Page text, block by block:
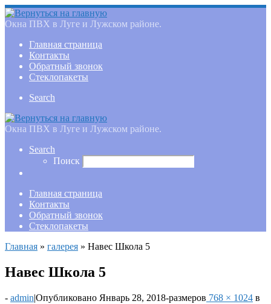
Окна ПВХ в Луге и Лужском районе.
Главная страница
Контакты
Обратный звонок
Стеклопакеты
Search
Окна ПВХ в Луге и Лужском районе.
Search
Поиск
Главная страница
Контакты
Обратный звонок
Стеклопакеты
Главная » галерея » Навес Школа 5
Навес Школа 5
- admin|Опубликовано Январь 28, 2018-размеров 768 × 1024 в